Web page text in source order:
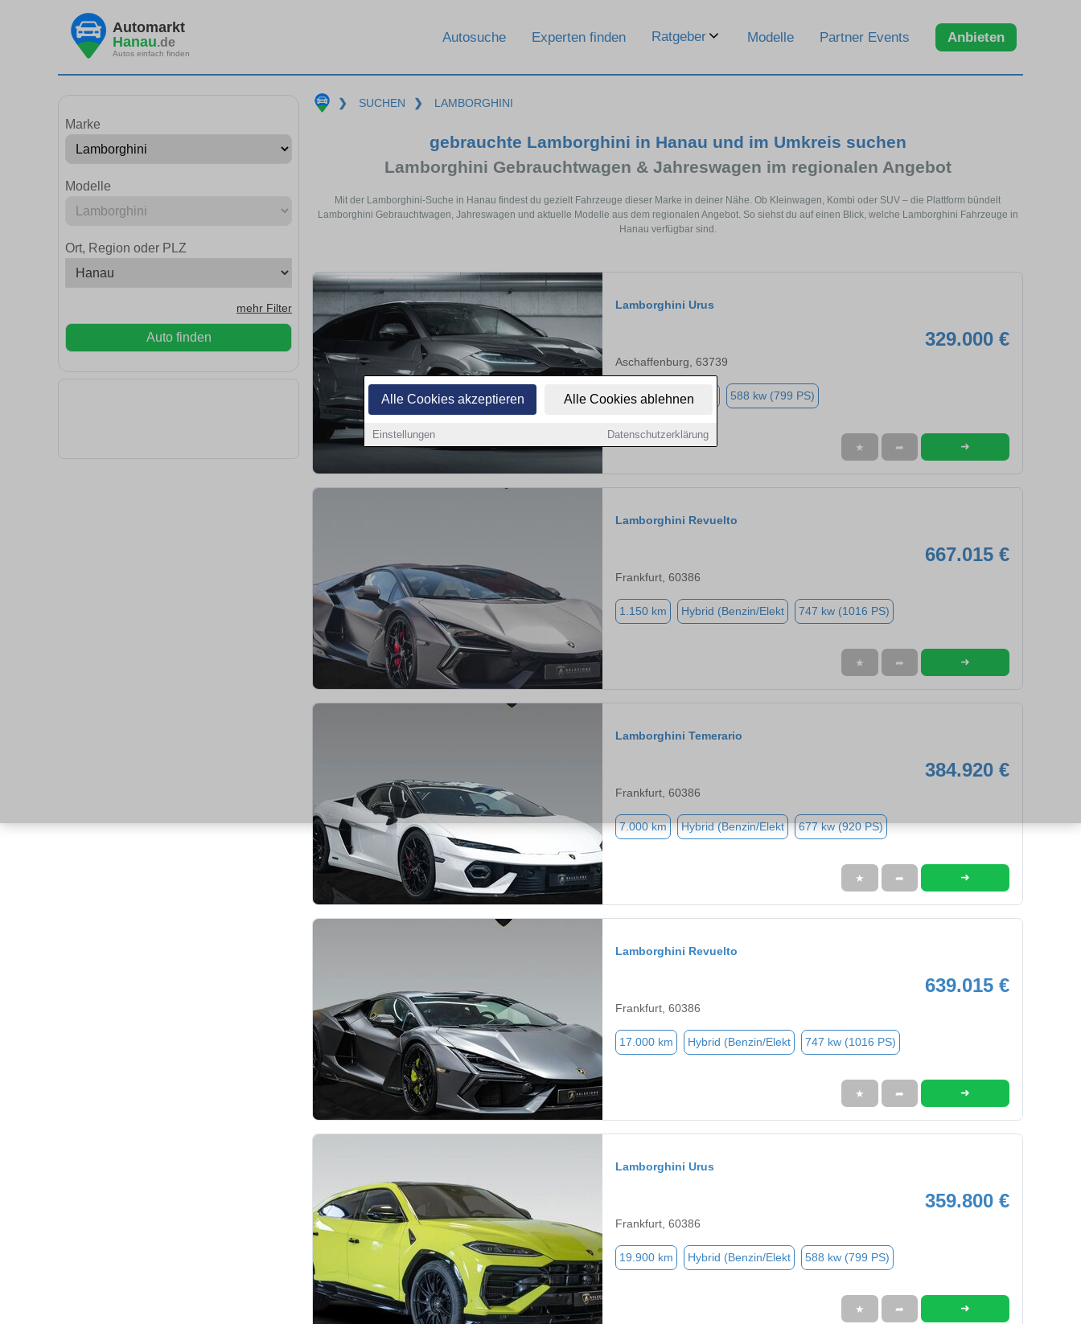
Alle Cookies akzeptieren Alle Cookies ablehnen
Einstellungen Datenschutzerklärung
Automarkt
Hanau.de
Autos einfach finden
Autosuche Experten finden Ratgeber Modelle Partner Events Anbieten
Marke
Modelle
Ort, Region oder PLZ
mehr Filter
Auto finden
❯ SUCHEN ❯ LAMBORGHINI
gebrauchte Lamborghini in Hanau und im Umkreis suchen
Lamborghini Gebrauchtwagen & Jahreswagen im regionalen Angebot
Mit der Lamborghini-Suche in Hanau findest du gezielt Fahrzeuge dieser Marke in deiner Nähe. Ob Kleinwagen, Kombi oder SUV – die Plattform bündelt
Lamborghini Gebrauchtwagen, Jahreswagen und aktuelle Modelle aus dem regionalen Angebot. So siehst du auf einen Blick, welche Lamborghini Fahrzeuge in
Hanau verfügbar sind.
Lamborghini Urus
329.000 €
Aschaffenburg, 63739
8.900 km Benzin 588 kw (799 PS)
★ ➦ ➜
Lamborghini Revuelto
667.015 €
Frankfurt, 60386
1.150 km Hybrid (Benzin/Elekt 747 kw (1016 PS)
★ ➦ ➜
Lamborghini Temerario
384.920 €
Frankfurt, 60386
7.000 km Hybrid (Benzin/Elekt 677 kw (920 PS)
★ ➦ ➜
Lamborghini Revuelto
639.015 €
Frankfurt, 60386
17.000 km Hybrid (Benzin/Elekt 747 kw (1016 PS)
★ ➦ ➜
Lamborghini Urus
359.800 €
Frankfurt, 60386
19.900 km Hybrid (Benzin/Elekt 588 kw (799 PS)
★ ➦ ➜